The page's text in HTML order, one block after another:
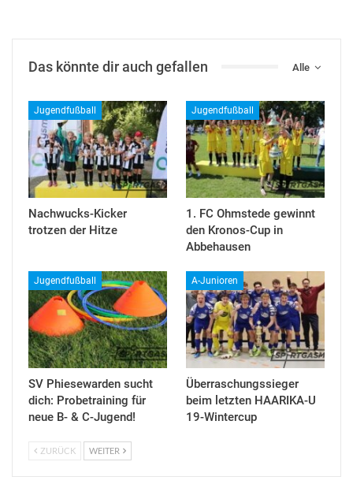
Alle
Das könnte dir auch gefallen
Jugendfußball
Nachwucks-Kicker
trotzen der Hitze
Jugendfußball
1. FC Ohmstede gewinnt
den Kronos-Cup in
Abbehausen
Jugendfußball
SV Phiesewarden sucht
dich: Probetraining für
neue B- & C-Jugend!
A-Junioren
Überraschungssieger
beim letzten HAARIKA-U
19-Wintercup
ZURÜCK WEITER